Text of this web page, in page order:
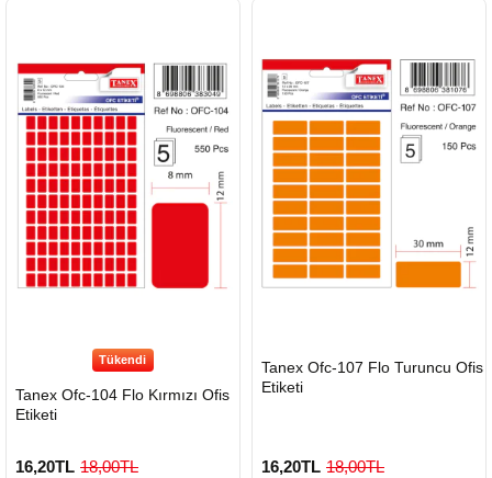
Tükendi
Tanex Ofc-104 Flo Kırmızı Ofis
Etiketi
16,20TL 18,00TL
GÖNDERİ
Tanex Ofc-107 Flo Turuncu Ofis
Etiketi
16,20TL 18,00TL